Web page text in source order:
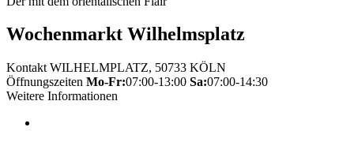
Wochenmarkt Wilhelmsplatz
Kontakt WILHELMPLATZ, 50733 KÖLN
Öffnungszeiten Mo-Fr:07:00-13:00 Sa:07:00-14:30
Weitere Informationen